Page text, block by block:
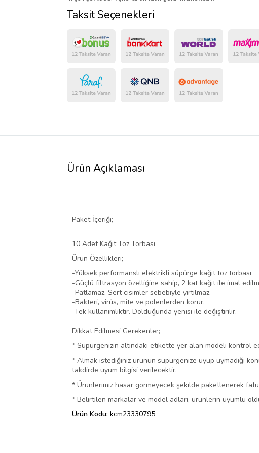
Taksit Seçenekleri
Ürün Açıklaması
Paket İçeriği;
10 Adet Kağıt Toz Torbası
Ürün Özellikleri;
-Yüksek performanslı elektrikli süpürge kağıt toz torbası
-Güçlü filtrasyon özelliğine sahip, 2 kat kağıt ile imal
-Patlamaz. Sert cisimler sebebiyle yırtılmaz.
-Bakteri, virüs, mite ve polenlerden korur.
-Tek kullanımlıktır. Dolduğunda yenisi ile değiştirilir.
Dikkat Edilmesi Gerekenler;
* Süpürgenizin altındaki etikette yer alan modeli kontrol
* Almak istediğiniz ürünün süpürgenize uyup uymadığı
takdirde uyum bilgisi verilecektir.
* Ürünlerimiz hasar görmeyecek şekilde paketlenerek
* Belirtilen markalar ve model adları, ürünlerin uyumlu
Ürün Kodu: kcm23330795